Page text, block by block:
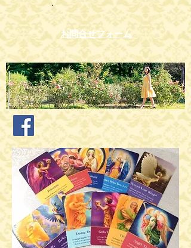
お問合せフォーム